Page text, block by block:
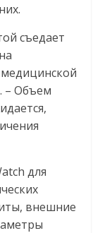
съедает
– Объем
для
внешние